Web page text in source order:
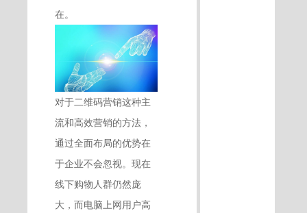
在。
对于二维码营销这种主
流和高效营销的方法，
通过全面布局的优势在
于企业不会忽视。现在
线下购物人群仍然庞
大，而电脑上网用户高